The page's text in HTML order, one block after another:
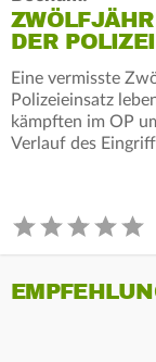
DER
Eine vermisste
Polizeieinsatz
kämpften im OP
Verlauf des